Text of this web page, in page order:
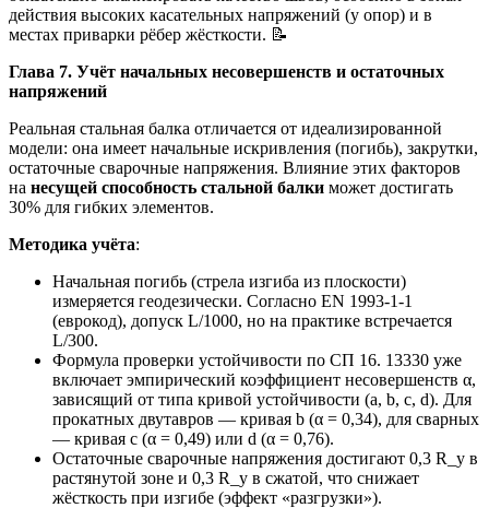
действия высоких касательных напряжений (у опор) и в
местах приварки рёбер жёсткости. 📝
Глава 7. Учёт начальных несовершенств и остаточных
напряжений
Реальная стальная балка отличается от идеализированной
модели: она имеет начальные искривления (погибь), закрутки,
остаточные сварочные напряжения. Влияние этих факторов
на несущей способность стальной балки может достигать
30% для гибких элементов.
Методика учёта:
Начальная погибь (стрела изгиба из плоскости)
измеряется геодезически. Согласно EN 1993-1-1
(еврокод), допуск L/1000, но на практике встречается
L/300.
Формула проверки устойчивости по СП 16. 13330 уже
включает эмпирический коэффициент несовершенств α,
зависящий от типа кривой устойчивости (a, b, c, d). Для
прокатных двутавров — кривая b (α = 0,34), для сварных
— кривая c (α = 0,49) или d (α = 0,76).
Остаточные сварочные напряжения достигают 0,3 R_y в
растянутой зоне и 0,3 R_y в сжатой, что снижает
жёсткость при изгибе (эффект «разгрузки»).